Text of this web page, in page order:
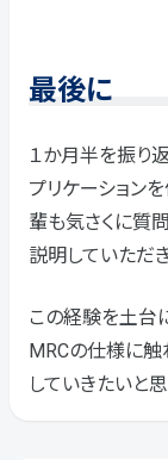
最後に
１か月半を振り
プリケーション
輩も気さくに質
説明していただ
この経験を土台
MRCの仕様に触
していきたいと思